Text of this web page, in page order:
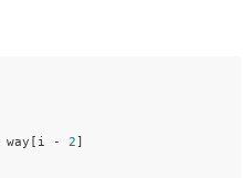
way[i - 2]